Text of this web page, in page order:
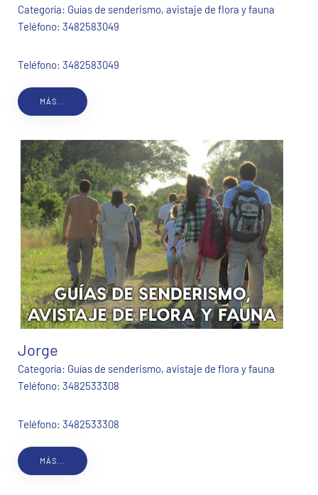
Categoría: Guías de senderismo, avistaje de flora y fauna
Teléfono: 3482583049
Teléfono: 3482583049
MÁS...
Jorge
Categoría: Guías de senderismo, avistaje de flora y fauna
Teléfono: 3482533308
Teléfono: 3482533308
MÁS...